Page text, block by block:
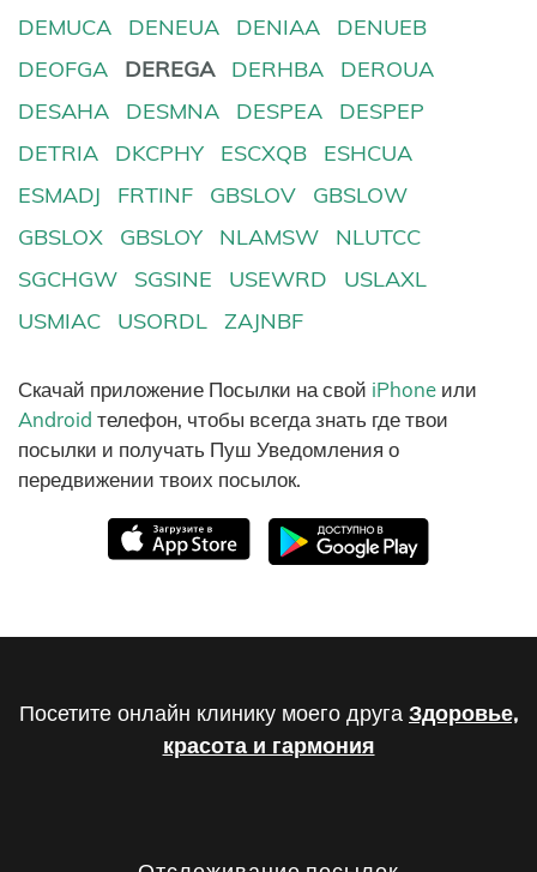
DEMUCA
DENEUA DENIAA
DENUEB
DEOFGA
DEREGA DERHBA
DEROUA
DESAHA
DESMNA DESPEA
DESPEP
DETRIA
DKCPHY ESCXQB
ESHCUA
ESMADJ
FRTINF GBSLOV
GBSLOW
GBSLOX
GBSLOY NLAMSW
NLUTCC
SGCHGW
SGSINE USEWRD
USLAXL
USMIAC
USORDL ZAJNBF
Скачай приложение Посылки на свой iPhone или
Android телефон, чтобы всегда знать где твои
посылки и получать Пуш Уведомления о
передвижении твоих посылок.
Посетите онлайн клинику моего друга Здоровье,
красота и гармония